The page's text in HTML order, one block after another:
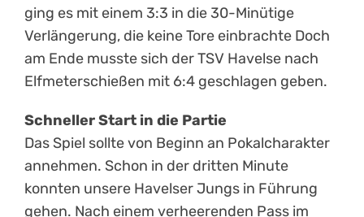
ging es mit einem 3:3 in die 30-Minütige
Verlängerung, die keine Tore einbrachte Doch
am Ende musste sich der TSV Havelse nach
Elfmeterschießen mit 6:4 geschlagen geben.
Schneller Start in die Partie
Das Spiel sollte von Beginn an Pokalcharakter
annehmen. Schon in der dritten Minute
konnten unsere Havelser Jungs in Führung
gehen. Nach einem verheerenden Pass im